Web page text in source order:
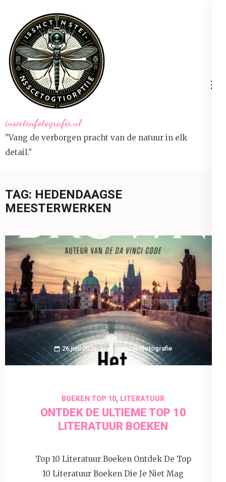
inhoud
(druk
op
Enter)
insectenfotografie.nl
"Vang de verborgen pracht van de natuur in elk
detail."
TAG: HEDENDAAGSE
MEESTERWERKEN
26 juni 2026 insectenfotografie
BOEKEN TOP 10, LITERATUUR
ONTDEK DE ULTIEME TOP 10
LITERATUUR BOEKEN
Top 10 Literatuur Boeken Ontdek De Top
10 Literatuur Boeken Die Je Niet Mag